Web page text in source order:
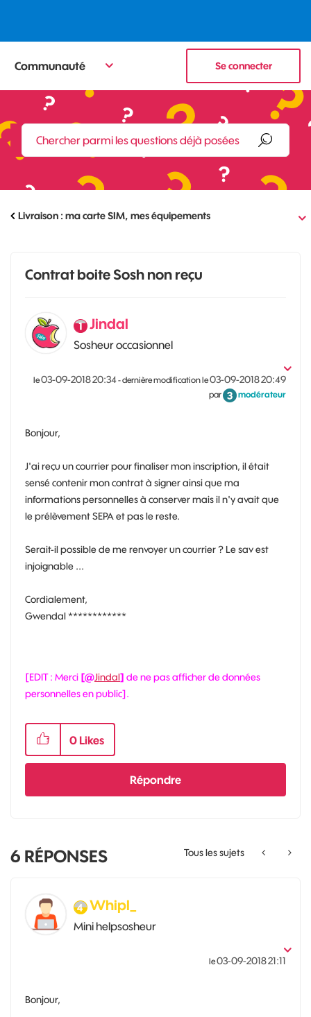
Communauté Se connecter
Livraison : ma carte SIM, mes équipements
Contrat boite Sosh non reçu
Jindal
Sosheur occasionnel
le‎03-09-201820:34- dernière modification le‎03-09-201820:49
par modérateur
Bonjour,
J'ai reçu un courrier pour finaliser mon inscription, il était
sensé contenir mon contrat à signer ainsi que ma
informations personnelles à conserver mais il n'y avait que
le prélèvement SEPA et pas le reste.
Serait-il possible de me renvoyer un courrier ? Le sav est
injoignable ...
Cordialement,
Gwendal ************
[EDIT : Merci [@Jindal] de ne pas afficher de données
personnelles en public].
0 Likes
Répondre
Tous les sujets
6 RÉPONSES
Whipl_
Mini helpsosheur
le‎03-09-201821:11
Bonjour,